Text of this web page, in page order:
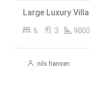
Large Luxury Villa
6 3 9800
nils hansen